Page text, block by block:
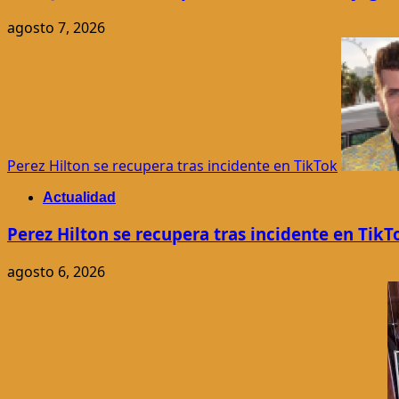
agosto 7, 2026
Perez Hilton se recupera tras incidente en TikTok
Actualidad
Perez Hilton se recupera tras incidente en
agosto 6, 2026